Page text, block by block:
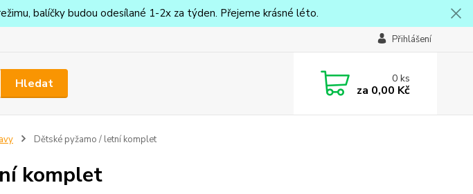
balíčky budou odesílané 1-2x za týden. Přejeme krásné léto.
Přihlášení
Hledat 0ks
za 0,00 Kč
Dětské pyžamo / letní komplet
komplet